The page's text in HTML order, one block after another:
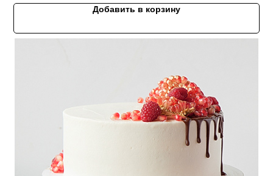
Добавить в корзину